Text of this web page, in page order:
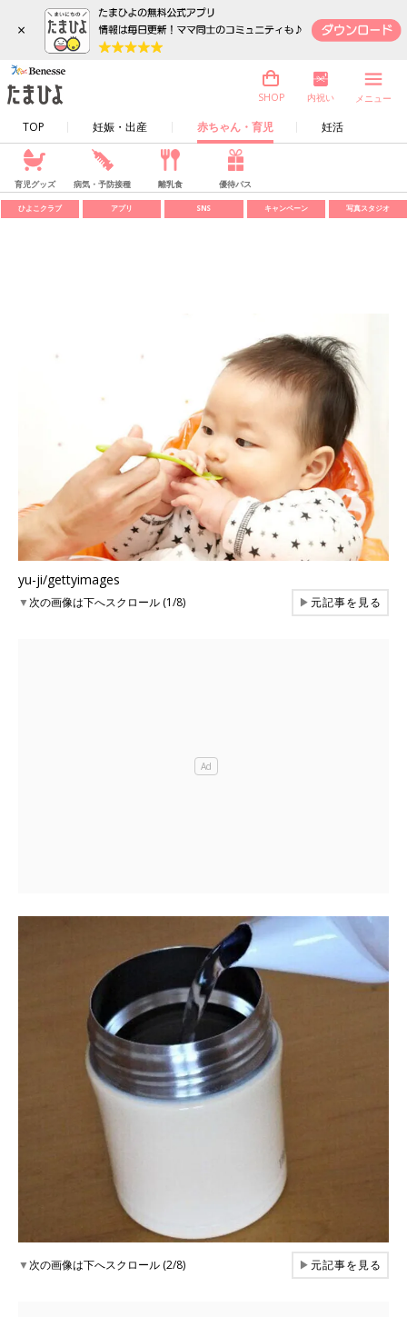
×
TOP 妊娠・出産 赤ちゃん・育児 妊活
SHOP 内祝い メニュー
育児グッズ 病気・予防接種 離乳食 優待パス
ひよこクラブ アプリ SNS キャンペーン 写真スタジオ
yu-ji/gettyimages
▼次の画像は下へスクロール (1/8) ▶元記事を見る
▼次の画像は下へスクロール (2/8) ▶元記事を見る